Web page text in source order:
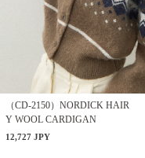
（CD-2150）NORDICK HAIR
Y WOOL CARDIGAN
12,727 JPY